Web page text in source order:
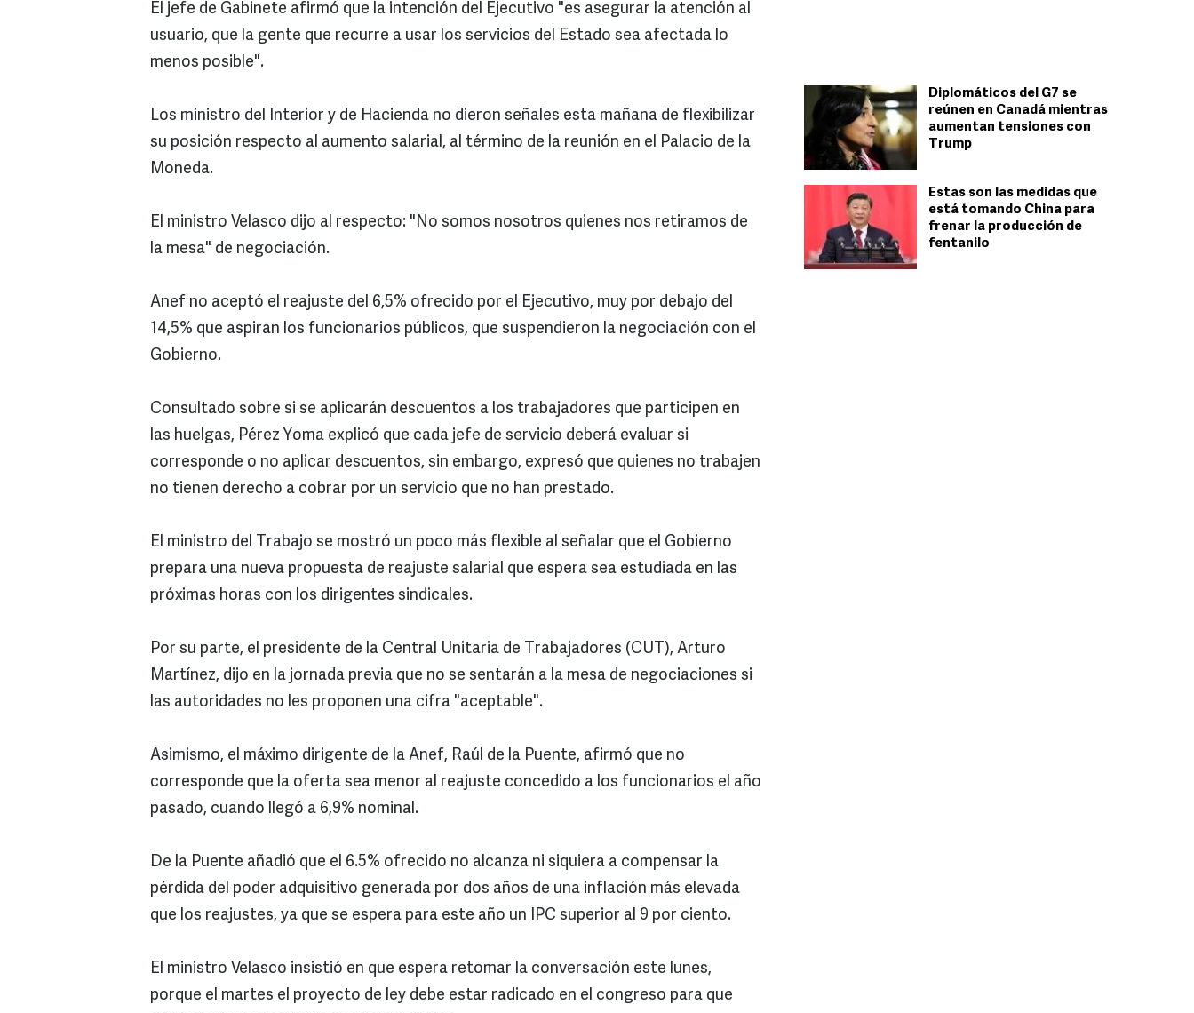
Diplomáticos del G7 se
reúnen en Canadá mientras
aumentan tensiones con
Trump
Estas son las medidas que
está tomando China para
frenar la producción de
fentanilo
El jefe de Gabinete afirmó que la intención del Ejecutivo "es asegurar la atención al
usuario, que la gente que recurre a usar los servicios del Estado sea afectada lo
menos posible".
Los ministro del Interior y de Hacienda no dieron señales esta mañana de flexibilizar
su posición respecto al aumento salarial, al término de la reunión en el Palacio de la
Moneda.
El ministro Velasco dijo al respecto: "No somos nosotros quienes nos retiramos de
la mesa" de negociación.
Anef no aceptó el reajuste del 6,5% ofrecido por el Ejecutivo, muy por debajo del
14,5% que aspiran los funcionarios públicos, que suspendieron la negociación con el
Gobierno.
Consultado sobre si se aplicarán descuentos a los trabajadores que participen en
las huelgas, Pérez Yoma explicó que cada jefe de servicio deberá evaluar si
corresponde o no aplicar descuentos, sin embargo, expresó que quienes no trabajen
no tienen derecho a cobrar por un servicio que no han prestado.
El ministro del Trabajo se mostró un poco más flexible al señalar que el Gobierno
prepara una nueva propuesta de reajuste salarial que espera sea estudiada en las
próximas horas con los dirigentes sindicales.
Por su parte, el presidente de la Central Unitaria de Trabajadores (CUT), Arturo
Martínez, dijo en la jornada previa que no se sentarán a la mesa de negociaciones si
las autoridades no les proponen una cifra "aceptable".
Asimismo, el máximo dirigente de la Anef, Raúl de la Puente, afirmó que no
corresponde que la oferta sea menor al reajuste concedido a los funcionarios el año
pasado, cuando llegó a 6,9% nominal.
De la Puente añadió que el 6.5% ofrecido no alcanza ni siquiera a compensar la
pérdida del poder adquisitivo generada por dos años de una inflación más elevada
que los reajustes, ya que se espera para este año un IPC superior al 9 por ciento.
El ministro Velasco insistió en que espera retomar la conversación este lunes,
porque el martes el proyecto de ley debe estar radicado en el congreso para que